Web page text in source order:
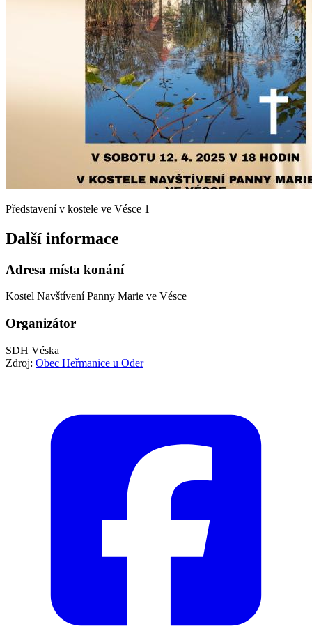
Představení v kostele ve Vésce 1
Další informace
Adresa místa konání
Kostel Navštívení Panny Marie ve Vésce
Organizátor
SDH Véska
Zdroj: Obec Heřmanice u Oder